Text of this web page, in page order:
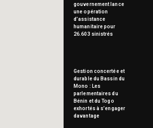
gouvernement lance
une opération
d’assistance
humanitaire pour
26.603 sinistrés
Gestion concertée et
durable du Bassin du
Mono : Les
parlementaires du
Bénin et du Togo
exhortés à s’engager
davantage